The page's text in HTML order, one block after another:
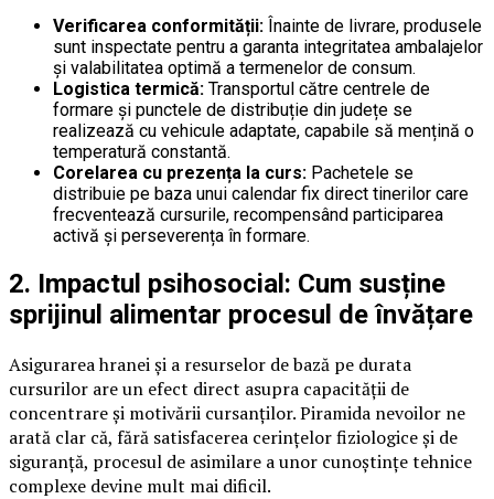
Verificarea conformității: Înainte de livrare, produsele
sunt inspectate pentru a garanta integritatea ambalajelor
și valabilitatea optimă a termenelor de consum.
Logistica termică: Transportul către centrele de
formare și punctele de distribuție din județe se
realizează cu vehicule adaptate, capabile să mențină o
temperatură constantă.
Corelarea cu prezența la curs: Pachetele se
distribuie pe baza unui calendar fix direct tinerilor care
frecventează cursurile, recompensând participarea
activă și perseverența în formare.
2. Impactul psihosocial: Cum susține
sprijinul alimentar procesul de învățare
Asigurarea hranei și a resurselor de bază pe durata
cursurilor are un efect direct asupra capacității de
concentrare și motivării cursanților. Piramida nevoilor ne
arată clar că, fără satisfacerea cerințelor fiziologice și de
siguranță, procesul de asimilare a unor cunoștințe tehnice
complexe devine mult mai dificil.